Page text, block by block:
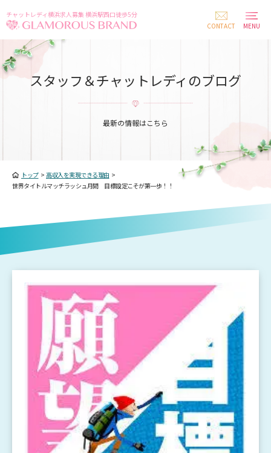
チャットレディ横浜求人募集 横浜駅西口徒歩5分
CONTACT
MENU
スタッフ＆チャットレディのブログ
最新の情報はこちら
トップ> 高収入を実現できる理由 >
世界タイトルマッチラッシュ月間 目標設定こそが第一歩！！